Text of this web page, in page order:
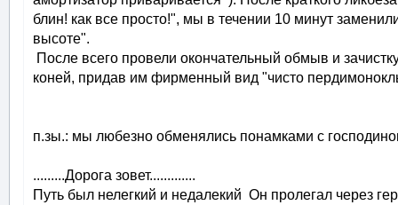
блин! как все просто!", мы в течении 10 минут
высоте".
После всего провели окончательный обмыв и
коней, придав им фирменный вид "чисто
п.зы.: мы любезно обменялись понамками с
.........Дорога зовет.............
Путь был нелегкий и недалекий Он пролегал через